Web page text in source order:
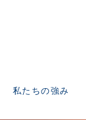
私たちの強み